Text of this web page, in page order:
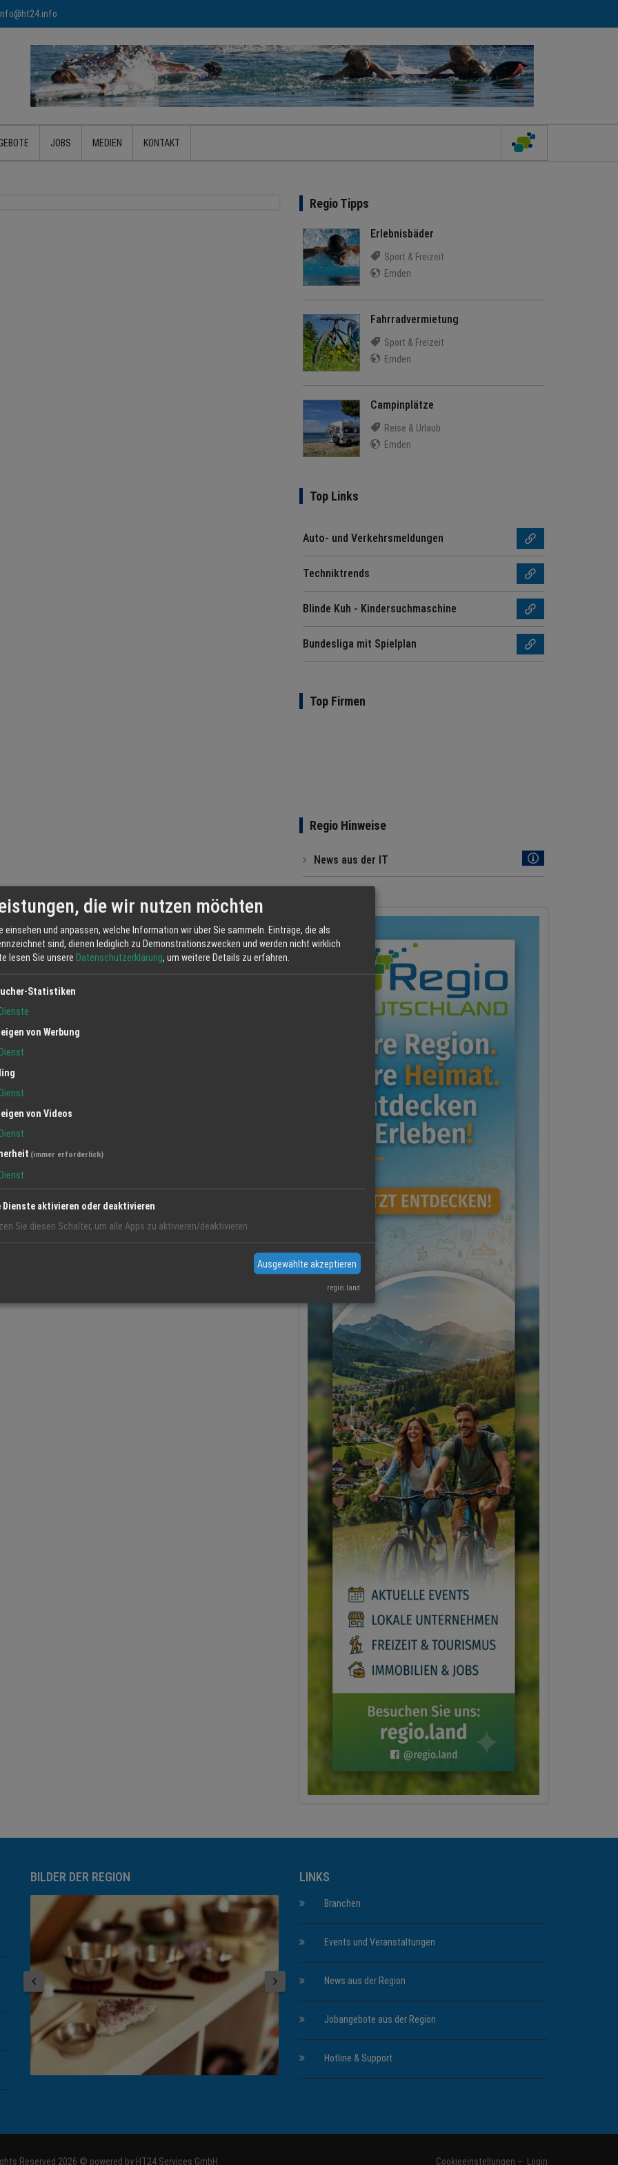
JOBS MEDIEN KONTAKT
Regio Tipps
Erlebnisbäder
Sport & Freizeit
Emden
Fahrradvermietung
Sport & Freizeit
Emden
Campinplätze
Reise & Urlaub
Emden
Top Links
Auto- und Verkehrsmeldungen
Techniktrends
Blinde Kuh - Kindersuchmaschine
Bundesliga mit Spielplan
Top Firmen
Regio Hinweise
News aus der IT
BILDER DER REGION LINKS
Branchen
Events und Veranstaltungen
News aus der Region
Jobangebote aus der Region
Hotline & Support
Reserved 2026 © powered by HT24 Services GmbH Cookieeinstellungen – Login
die wir nutzen möchten
einsehen und anpassen, welche Information wir über Sie sammeln. Einträge, die als
sind, dienen lediglich zu Demonstrationszwecken und werden nicht wirklich
lesen Sie unsere Datenschutzerklärung, um weitere Details zu erfahren.
Statistiken
Dienste
von Werbung
Dienst
Dienst
von Videos
Dienst
(immer erforderlich)
Dienst
Dienste aktivieren oder deaktivieren
Sie diesen Schalter, um alle Apps zu aktivieren/deaktivieren.
Ausgewählte akzeptieren
regio.land